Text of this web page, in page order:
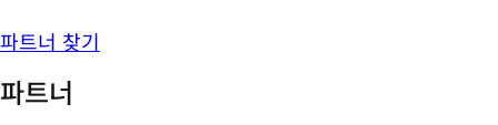
파트너 찾기
파트너